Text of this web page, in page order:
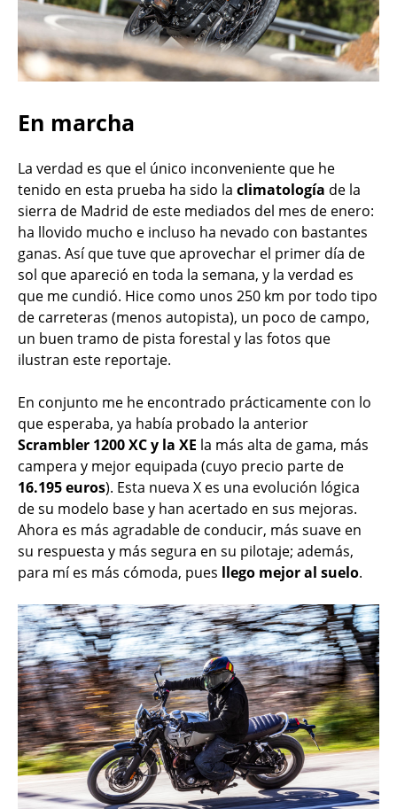
En marcha
La verdad es que el único inconveniente que he
tenido en esta prueba ha sido la climatología de la
sierra de Madrid de este mediados del mes de enero:
ha llovido mucho e incluso ha nevado con bastantes
ganas. Así que tuve que aprovechar el primer día de
sol que apareció en toda la semana, y la verdad es
que me cundió. Hice como unos 250 km por todo tipo
de carreteras (menos autopista), un poco de campo,
un buen tramo de pista forestal y las fotos que
ilustran este reportaje.
En conjunto me he encontrado prácticamente con lo
que esperaba, ya había probado la anterior
Scrambler 1200 XC y la XE la más alta de gama, más
campera y mejor equipada (cuyo precio parte de
16.195 euros). Esta nueva X es una evolución lógica
de su modelo base y han acertado en sus mejoras.
Ahora es más agradable de conducir, más suave en
su respuesta y más segura en su pilotaje; además,
para mí es más cómoda, pues llego mejor al suelo.